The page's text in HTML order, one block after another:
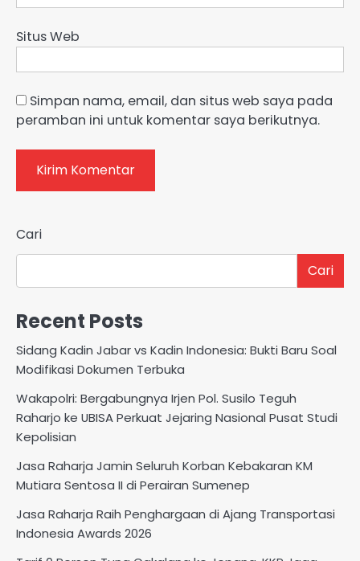
Situs Web
Simpan nama, email, dan situs web saya pada
peramban ini untuk komentar saya berikutnya.
Cari
Cari
Recent Posts
Sidang Kadin Jabar vs Kadin Indonesia: Bukti Baru Soal
Modifikasi Dokumen Terbuka
Wakapolri: Bergabungnya Irjen Pol. Susilo Teguh
Raharjo ke UBISA Perkuat Jejaring Nasional Pusat Studi
Kepolisian
Jasa Raharja Jamin Seluruh Korban Kebakaran KM
Mutiara Sentosa II di Perairan Sumenep
Jasa Raharja Raih Penghargaan di Ajang Transportasi
Indonesia Awards 2026